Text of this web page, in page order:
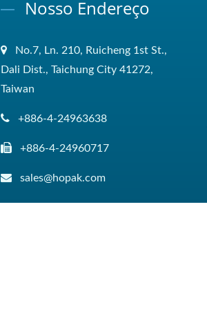
Nosso Endereço
No.7, Ln. 210, Ruicheng 1st St.,
Dali Dist., Taichung City 41272,
Taiwan
+886-4-24963638
+886-4-24960717
sales@hopak.com